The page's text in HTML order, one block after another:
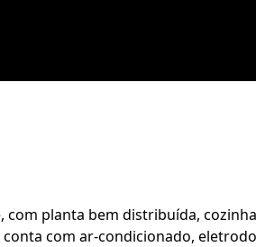
planta bem distribuída,
com ar-condicionado,